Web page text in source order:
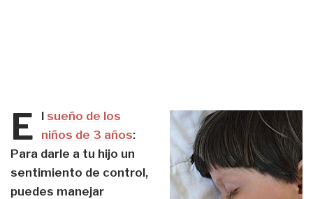
E l sueño de los
niños de 3 años:
Para darle a tu hijo un
sentimiento de control,
puedes manejar